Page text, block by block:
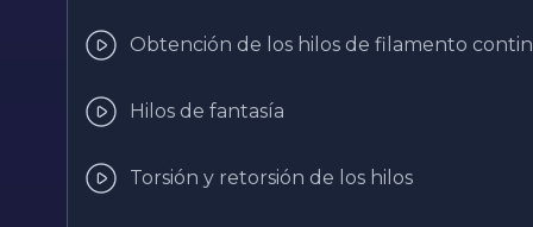
Obtención de los hilos de filamento
Hilos de fantasía
Torsión y retorsión de los hilos